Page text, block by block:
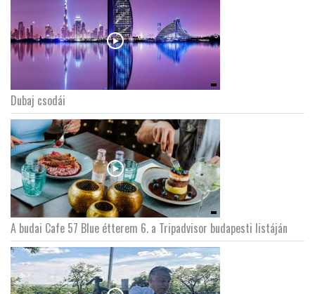
Dubaj csodái
A budai Cafe 57 Blue étterem 6. a Tripadvisor budapesti listáján